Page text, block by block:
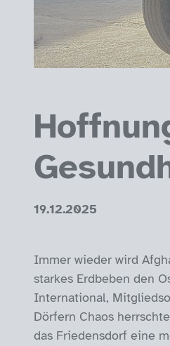
19.12.2025
Immer wieder wird
starkes Erdbeben den
International,
Dörfern Chaos
das Friedensdorf eine